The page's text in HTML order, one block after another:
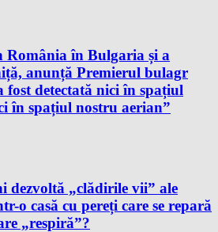
în Bulgaria și a
anunță Premierul bulagr
fost detectată nici în spațiul
în spațiul nostru aerian”
dezvoltă „clădirile vii” ale
o casă cu pereți care se repară
„respiră”?